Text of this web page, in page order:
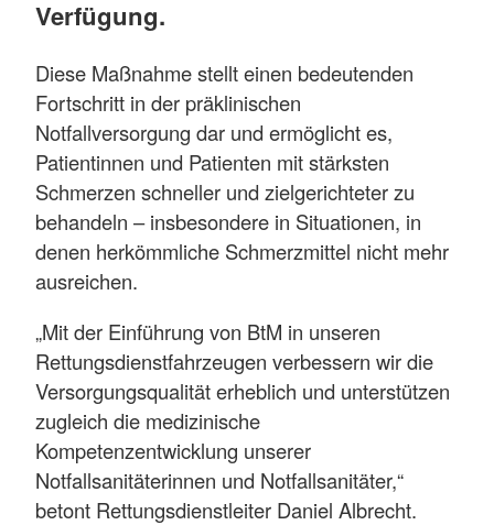
Verfügung.
Diese Maßnahme stellt einen bedeutenden
Fortschritt in der präklinischen
Notfallversorgung dar und ermöglicht es,
Patientinnen und Patienten mit stärksten
Schmerzen schneller und zielgerichteter zu
behandeln – insbesondere in Situationen, in
denen herkömmliche Schmerzmittel nicht mehr
ausreichen.
„Mit der Einführung von BtM in unseren
Rettungsdienstfahrzeugen verbessern wir die
Versorgungsqualität erheblich und unterstützen
zugleich die medizinische
Kompetenzentwicklung unserer
Notfallsanitäterinnen und Notfallsanitäter,“
betont Rettungsdienstleiter Daniel Albrecht.